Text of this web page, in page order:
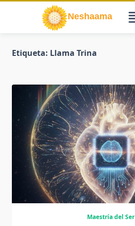
Etiqueta: Llama Trina
Maestría del Ser